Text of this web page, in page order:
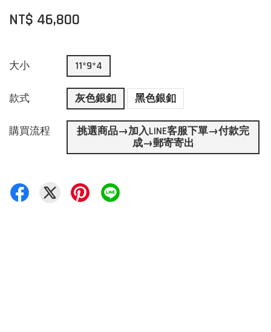
NT$ 46,800
大小 11*9*4
款式 灰色銀釦 黑色銀釦
購買流程
挑選商品→加入LINE客服下單→付款完
成→郵寄寄出